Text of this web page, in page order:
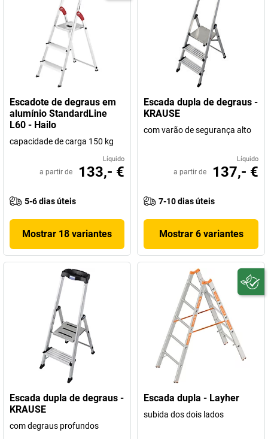
Escadote de degraus em
alumínio StandardLine
L60 - Hailo
capacidade de carga 150 kg
Líquido
a partir de 133,- €
5-6 dias úteis
Mostrar 18 variantes
Escada dupla de degraus -
KRAUSE
com varão de segurança alto
Líquido
a partir de 137,- €
7-10 dias úteis
Mostrar 6 variantes
Escada dupla de degraus -
KRAUSE
com degraus profundos
Escada dupla - Layher
subida dos dois lados